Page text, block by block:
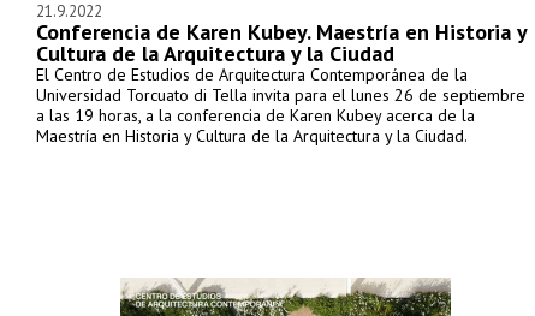
21.9.2022
Conferencia de Karen Kubey. Maestría en Historia y
Cultura de la Arquitectura y la Ciudad
El Centro de Estudios de Arquitectura Contemporánea de la
Universidad Torcuato di Tella invita para el lunes 26 de septiembre
a las 19 horas, a la conferencia de Karen Kubey acerca de la
Maestría en Historia y Cultura de la Arquitectura y la Ciudad.